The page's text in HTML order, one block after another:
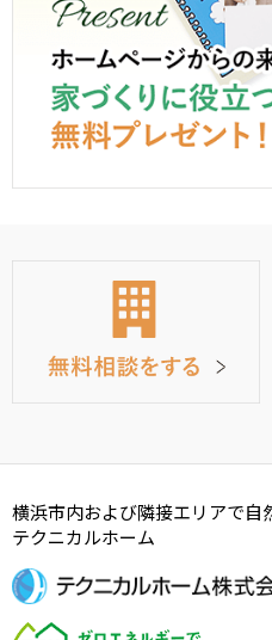
横浜市内および隣接エリアで自
テクニカルホーム